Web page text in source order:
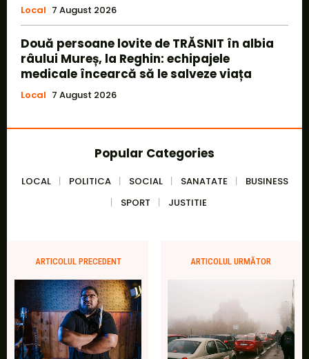
Local 7 August 2026
Două persoane lovite de TRĂSNIT în albia
râului Mureș, la Reghin: echipajele
medicale încearcă să le salveze viața
Local 7 August 2026
Popular Categories
LOCAL POLITICA SOCIAL SANATATE
BUSINESS
SPORT
JUSTITIE
ARTICOLUL PRECEDENT ARTICOLUL URMĂTOR